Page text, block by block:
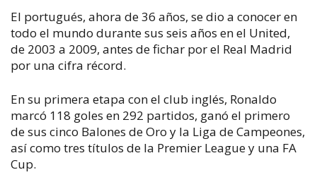
El portugués, ahora de 36 años, se dio a conocer en
todo el mundo durante sus seis años en el United,
de 2003 a 2009, antes de fichar por el Real Madrid
por una cifra récord.
En su primera etapa con el club inglés, Ronaldo
marcó 118 goles en 292 partidos, ganó el primero
de sus cinco Balones de Oro y la Liga de Campeones,
así como tres títulos de la Premier League y una FA
Cup.